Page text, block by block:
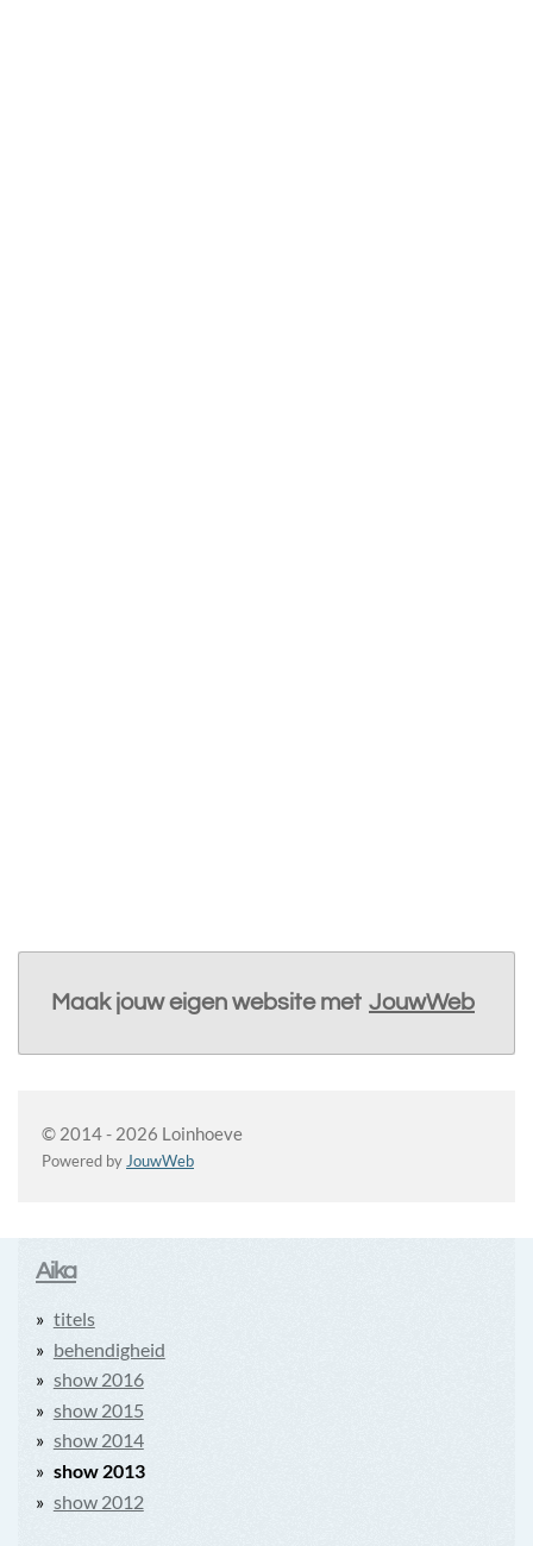
Maak jouw eigen website met JouwWeb
© 2014 - 2026 Loinhoeve
Powered by JouwWeb
Aika
titels
behendigheid
show 2016
show 2015
show 2014
show 2013
show 2012